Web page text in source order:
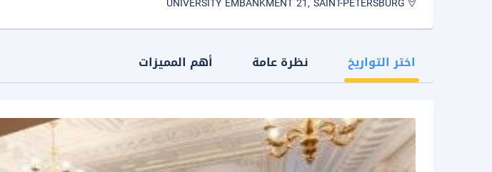
اختر التواريخ نظرة عامة أهم المميزات